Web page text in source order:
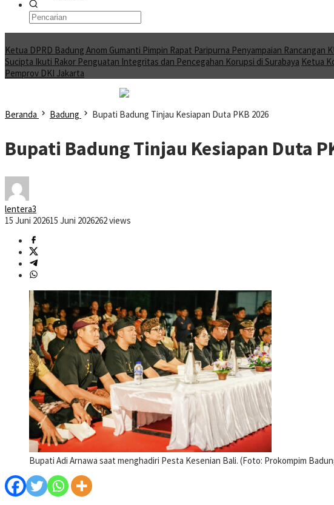
Ketua DPRD Badung Anom Gumanti Pimpin Rapat Paripurna Penyampaian Rancangan
Sucipta Ikuti Rakor Penguatan Integritas dan Pencegahan Korupsi di Surabaya Ketua
Pemprov DKI Jakarta
Beranda Badung Bupati Badung Tinjau Kesiapan Duta PKB 2026
Bupati Badung Tinjau Kesiapan Duta
lentera3
15 Juni 202615 Juni 2026262 views
Bupati Adi Arnawa saat menghadiri Pesta Kesenian Bali. (Foto: Prokompim